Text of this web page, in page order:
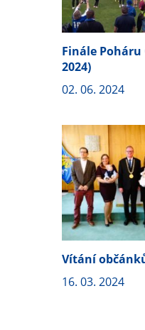
Finále Poháru
2024)
02. 06. 2024
Vítání
16. 03. 2024